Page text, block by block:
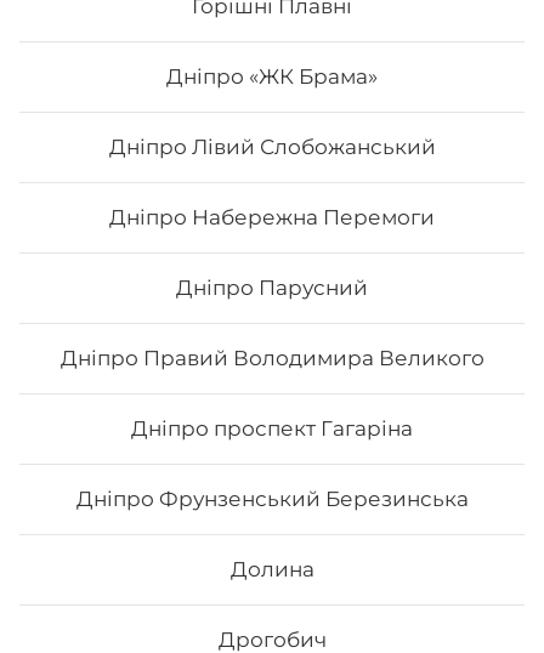
Горішні Плавні
Дніпро «ЖК Брама»
Дніпро Лівий Слобожанський
Дніпро Набережна Перемоги
Дніпро Парусний
Дніпро Правий Володимира Великого
Дніпро проспект Гагаріна
Дніпро Фрунзенський Березинська
Долина
Дрогобич
Макі з авокадо
Вага: 115 г Склад: норі, рис, авокадо
69